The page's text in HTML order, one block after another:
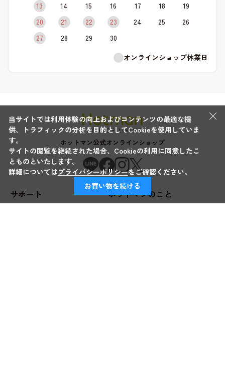
13
14 15 16 17 18
19
20
21 22 23 24 25
26
27
28 29
30
オンラインショップ休業日
ホットマン公式オンラインショップ
サポート ホットマンのこと
×
当サイトでは利用体験の向上およびコンテンツの最適な提
供、トラフィックの分析を目的としてCookieを使用していま
す。
サイトの閲覧を継続された場合、Cookieの利用に同意したこ
とものといたします。
詳細についてはプライバシーポリシーをご確認ください。
お買い物を続ける